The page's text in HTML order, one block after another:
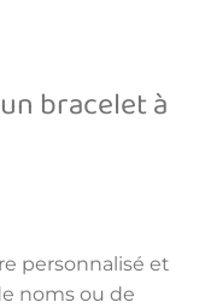
bracelet à
personnalisé et
noms ou de